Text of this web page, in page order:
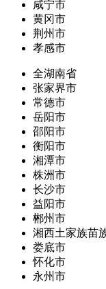
咸宁市
黄冈市
荆州市
孝感市
全湖南省
张家界市
常德市
岳阳市
邵阳市
衡阳市
湘潭市
株洲市
长沙市
益阳市
郴州市
湘西土家族苗
娄底市
怀化市
永州市